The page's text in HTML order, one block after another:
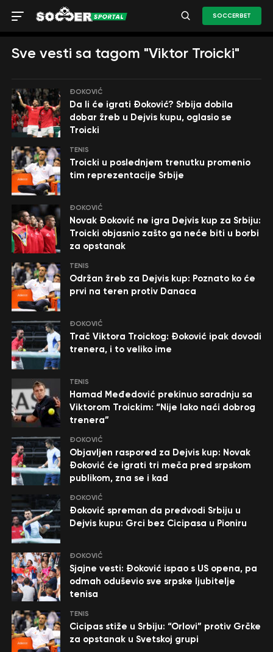
SOCCERBET
Sve vesti sa tagom "Viktor Troicki"
ĐOKOVIĆ
Da li će igrati Đoković? Srbija dobila
dobar žreb u Dejvis kupu, oglasio se
Troicki
TENIS
Troicki u poslednjem trenutku promenio
tim reprezentacije Srbije
ĐOKOVIĆ
Novak Đoković ne igra Dejvis kup za Srbiju:
Troicki objasnio zašto ga neće biti u borbi
za opstanak
TENIS
Održan žreb za Dejvis kup: Poznato ko će
prvi na teren protiv Danaca
ĐOKOVIĆ
Trač Viktora Troickog: Đoković ipak dovodi
trenera, i to veliko ime
TENIS
Hamad Međedović prekinuo saradnju sa
Viktorom Troickim: “Nije lako naći dobrog
trenera”
ĐOKOVIĆ
Objavljen raspored za Dejvis kup: Novak
Đoković će igrati tri meča pred srpskom
publikom, zna se i kad
ĐOKOVIĆ
Đoković spreman da predvodi Srbiju u
Dejvis kupu: Grci bez Cicipasa u Pioniru
ĐOKOVIĆ
Sjajne vesti: Đoković ispao s US opena, pa
odmah oduševio sve srpske ljubitelje
tenisa
TENIS
Cicipas stiže u Srbiju: “Orlovi” protiv Grčke
za opstanak u Svetskoj grupi